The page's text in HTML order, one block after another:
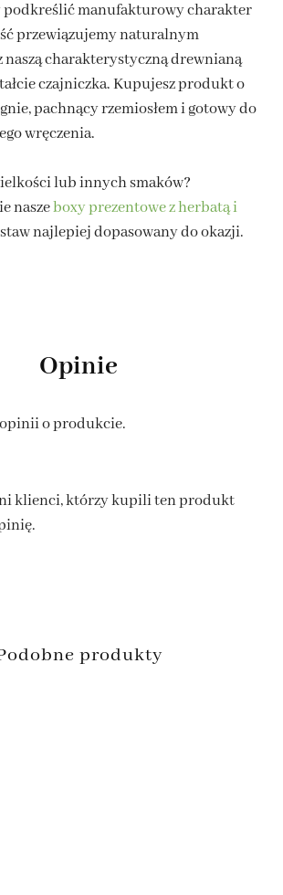
manufakturowy charakter
przewiązujemy naturalnym
naszą charakterystyczną drewnianą
czajniczka. Kupujesz produkt o
pachnący rzemiosłem i gotowy do
wręczenia.
lub innych smaków?
naszeboxy prezentowe z herbatą i
najlepiej dopasowany do okazji.
Opinie
o produkcie.
klienci, którzy kupili ten produkt
produkty